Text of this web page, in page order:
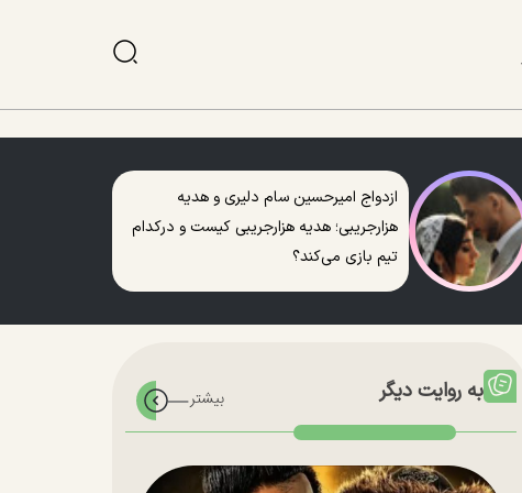
ازدواج امیرحسین سام دلیری و هدیه
هزارجریبی؛ هدیه هزارجریبی کیست و درکدام
تیم بازی می‌کند؟
به روایت دیگر